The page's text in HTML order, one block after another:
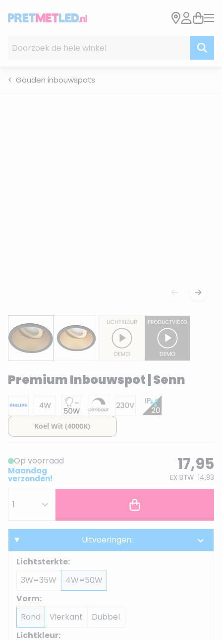
Gouden inbouwspots
Premium Inbouwspot | Senn
Op voorraad
Maandag
verzonden!
17,95
EX BTW 14,83
Uitvoeringen:
Lichtsterkte:
3W=35W
4W=50W
Vorm:
Rond
Vierkant
Dubbel
Lichtkleur: